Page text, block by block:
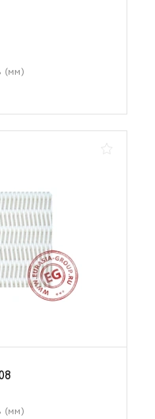
(мм)
(мм)